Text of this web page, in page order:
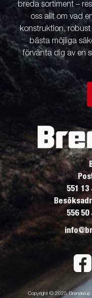
breda sortiment –
oss allt om vad
konstruktion,
bästa möjliga
förvänta dig av en
551
556
Copyright © 2025